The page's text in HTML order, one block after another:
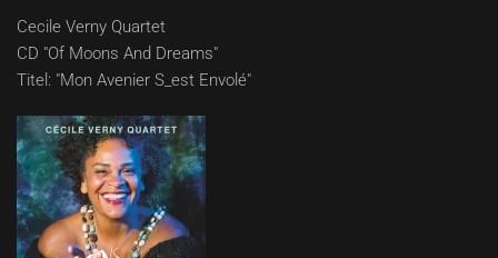
Cecile Verny Quartet
CD "Of Moons And Dreams"
Titel: "Mon Avenier S_est Envolé"